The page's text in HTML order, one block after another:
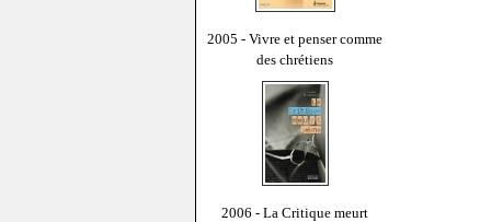
2005 - Vivre et penser comme
des chrétiens
2006 - La Critique meurt